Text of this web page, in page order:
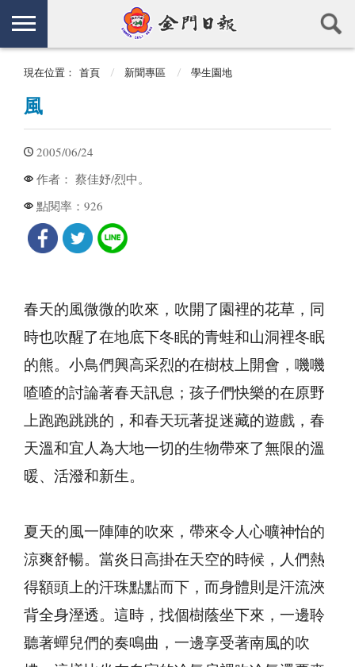
現在位置： 首頁 新聞專區 學生園地
風
2005/06/24
作者： 蔡佳妤/烈中。
點閱率： 926
春天的風微微的吹來，吹開了園裡的花草，同
時也吹醒了在地底下冬眠的青蛙和山洞裡冬眠
的熊。小鳥們興高采烈的在樹枝上開會，嘰嘰
喳喳的討論著春天訊息；孩子們快樂的在原野
上跑跑跳跳的，和春天玩著捉迷藏的遊戲，春
天溫和宜人為大地一切的生物帶來了無限的溫
暖、活潑和新生。
夏天的風一陣陣的吹來，帶來令人心曠神怡的
涼爽舒暢。當炎日高掛在天空的時候，人們熱
得額頭上的汗珠點點而下，而身體則是汗流浹
背全身溼透。這時，找個樹蔭坐下來，一邊聆
聽著蟬兒們的奏鳴曲，一邊享受著南風的吹